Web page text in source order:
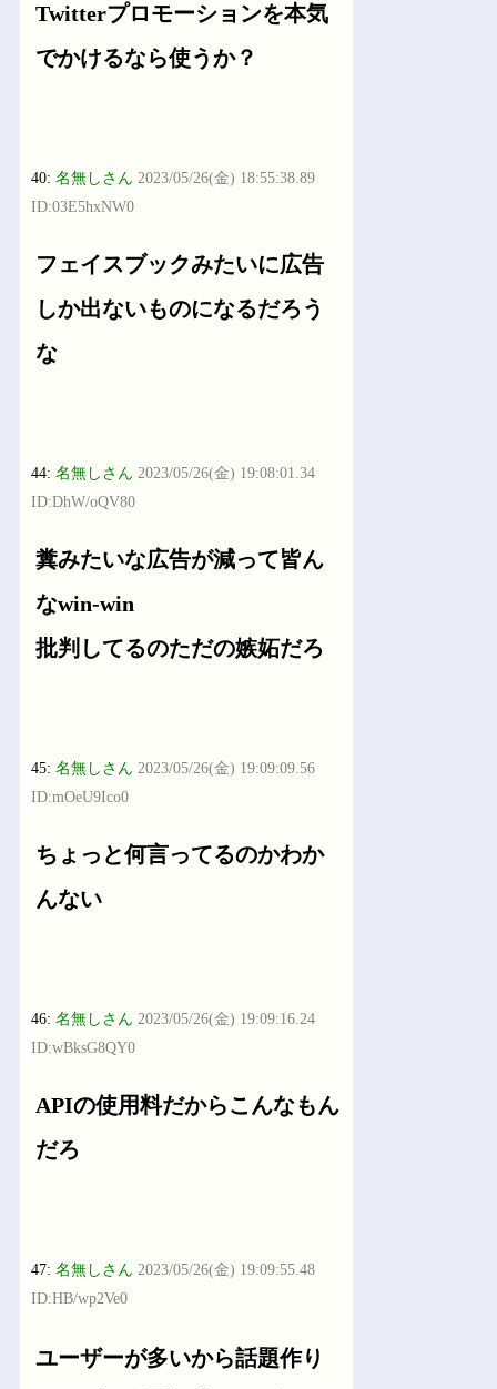
Twitterプロモーションを本気
でかけるなら使うか？
40:名無しさん 2023/05/26(金) 18:55:38.89
ID:03E5hxNW0
フェイスブックみたいに広告
しか出ないものになるだろう
な
44:名無しさん 2023/05/26(金) 19:08:01.34
ID:DhW/oQV80
糞みたいな広告が減って皆ん
なwin-win
批判してるのただの嫉妬だろ
45:名無しさん 2023/05/26(金) 19:09:09.56
ID:mOeU9Ico0
ちょっと何言ってるのかわか
んない
46:名無しさん 2023/05/26(金) 19:09:16.24
ID:wBksG8QY0
APIの使用料だからこんなもん
だろ
47:名無しさん 2023/05/26(金) 19:09:55.48
ID:HB/wp2Ve0
ユーザーが多いから話題作り